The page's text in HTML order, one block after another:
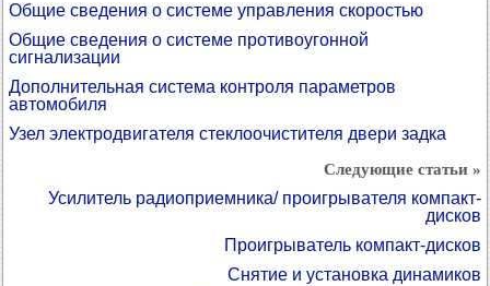
Общие сведения о системе управления скоростью
Общие сведения о системе противоугонной
сигнализации
Дополнительная система контроля параметров
автомобиля
Узел электродвигателя стеклоочистителя двери задка
Следующие статьи »
Усилитель радиоприемника/ проигрывателя компакт-
дисков
Проигрыватель компакт-дисков
Снятие и установка динамиков